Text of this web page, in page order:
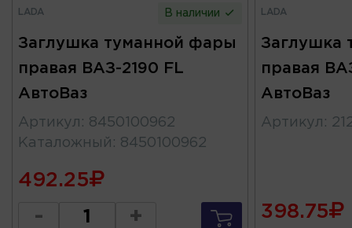
LADA В наличии
Заглушка туманной фары
правая ВАЗ-2190 FL
АвтоВаз
Артикул : 8450100962
Каталожный : 8450100962
492.25
- +
LADA
Заглушка
правая
АвтоВаз
Артикул :
398.75